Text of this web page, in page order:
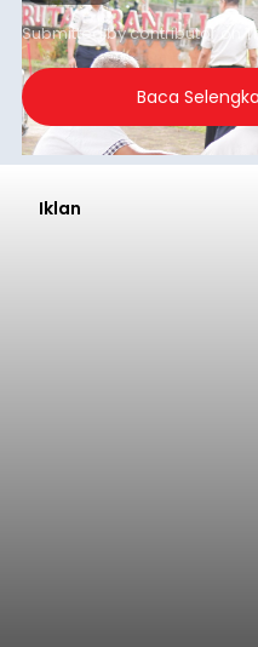
Submitted bycontributor
Baca
Iklan